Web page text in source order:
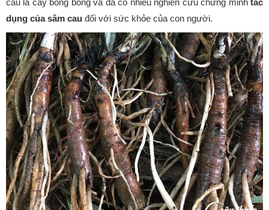
cau là cây bòng bòng và đã có nhiều nghiên cứu chứng minh tác
dụng của sâm cau đối với sức khỏe của con người.